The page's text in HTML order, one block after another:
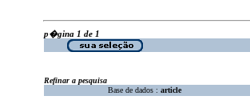
p�gina 1 de 1
Refinar a pesquisa
Base de dados : article